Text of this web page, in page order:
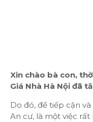
Xin chào bà con,
Giá Nhà Hà Nội đã
Do đó, để tiếp cận
An cư, là một việc